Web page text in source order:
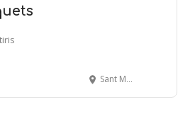
Sant Marc, 55 - CANET DE MAR